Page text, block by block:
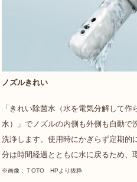
ノズルきれい
「きれい除菌水（水を電気分解して
水）」でノズルの内側も外側も自動
洗浄します。使用時にかぎらず定期的
分は時間経過とともに水に戻るため、
※画像：ＴOTO HPより抜粋